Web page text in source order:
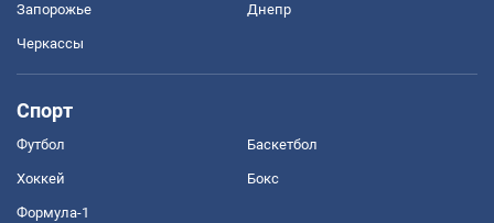
Запорожье Днепр
Черкассы
Спорт
Футбол Баскетбол
Хоккей Бокс
Формула-1